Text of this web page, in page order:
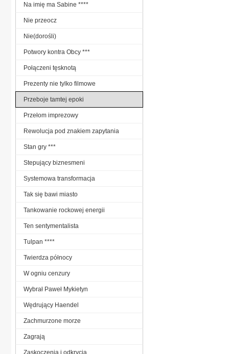
Na imię ma Sabine ****
Nie przeocz
Nie(dorośli)
Potwory kontra Obcy ***
Połączeni tęsknotą
Prezenty nie tylko filmowe
Przeboje tamtej epoki
Przełom imprezowy
Rewolucja pod znakiem zapytania
Stan gry ***
Stepujący biznesmeni
Systemowa transformacja
Tak się bawi miasto
Tankowanie rockowej energii
Ten sentymentalista
Tulpan ****
Twierdza północy
W ogniu cenzury
Wybrał Paweł Mykietyn
Wędrujący Haendel
Zachmurzone morze
Zagrają
Zaskoczenia i odkrycia